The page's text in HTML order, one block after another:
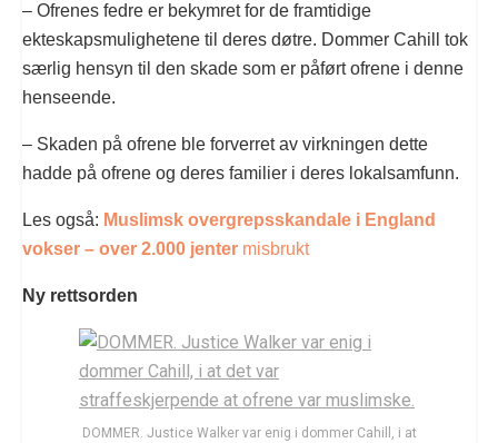
– Ofrenes fedre er bekymret for de framtidige
ekteskapsmulighetene til deres døtre. Dommer Cahill tok
særlig hensyn til den skade som er påført ofrene i denne
henseende.
– Skaden på ofrene ble forverret av virkningen dette
hadde på ofrene og deres familier i deres lokalsamfunn.
Les også: Muslimsk overgrepsskandale i England
vokser – over 2.000 jenter misbrukt
Ny rettsorden
DOMMER. Justice Walker var enig i dommer Cahill, i at